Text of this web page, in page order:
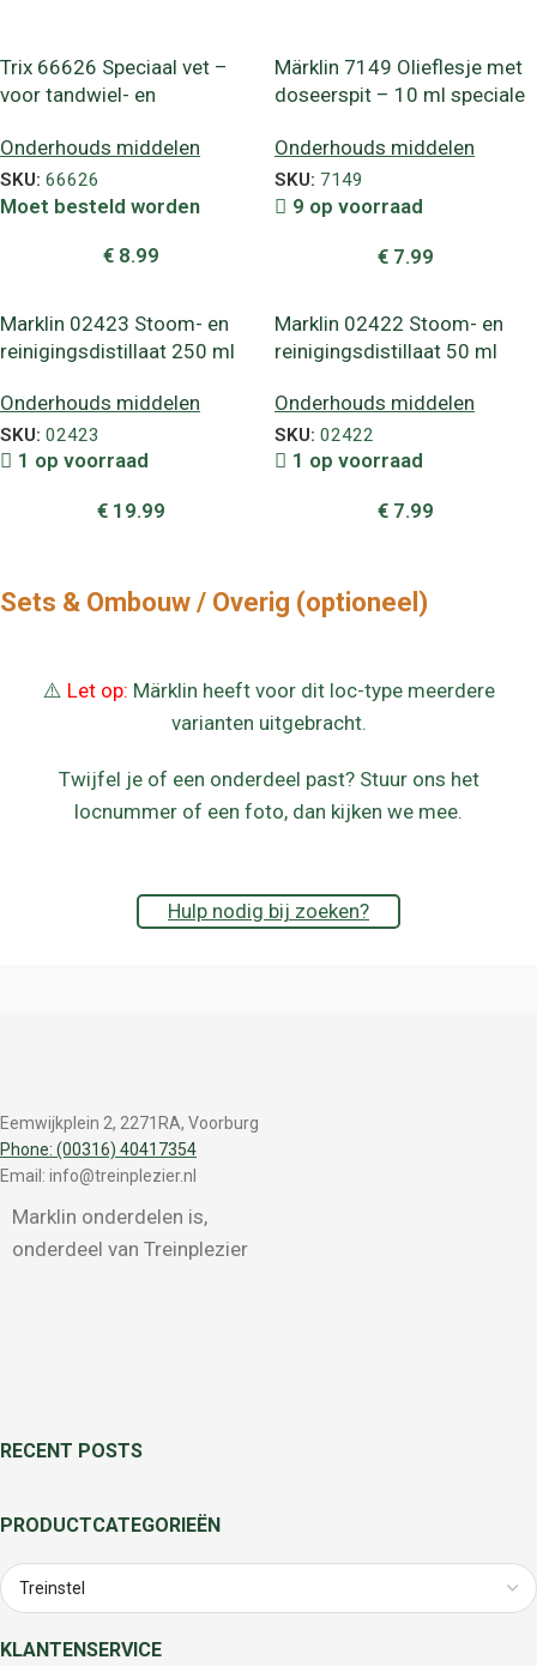
Trix 66626 Speciaal vet –
voor tandwiel- en
(13 g)
Onderhouds middelen
SKU: 66626
Moet besteld worden
€ 8.99
Märklin 7149 Olieflesje met
doseerspit – 10 ml speciale
Onderhouds middelen
SKU: 7149
9 op voorraad
€ 7.99
Marklin 02423 Stoom- en
reinigingsdistillaat 250 ml
Onderhouds middelen
SKU: 02423
1 op voorraad
€ 19.99
Marklin 02422 Stoom- en
reinigingsdistillaat 50 ml
Onderhouds middelen
SKU: 02422
1 op voorraad
€ 7.99
Sets & Ombouw / Overig (optioneel)
⚠️ Let op: Märklin heeft voor dit loc-type meerdere
varianten uitgebracht.
Twijfel je of een onderdeel past? Stuur ons het
locnummer of een foto, dan kijken we mee.
Hulp nodig bij zoeken?
Eemwijkplein 2, 2271RA, Voorburg
Phone: (00316) 40417354
Email: info@treinplezier.nl
Marklin onderdelen is,
onderdeel van Treinplezier
RECENT POSTS
PRODUCTCATEGORIEËN
KLANTENSERVICE